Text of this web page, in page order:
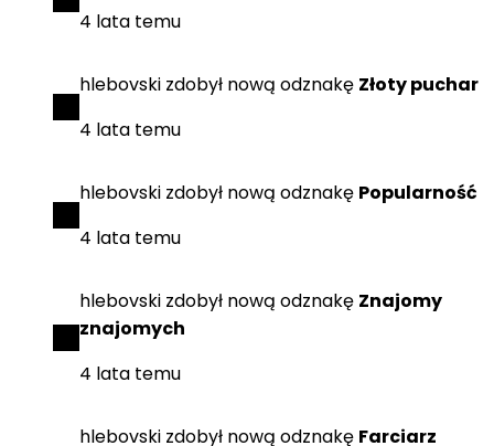
4 lata temu
hlebovski zdobył nową odznakę Złoty puchar
4 lata temu
hlebovski zdobył nową odznakę Popularność
4 lata temu
hlebovski zdobył nową odznakę Znajomy
znajomych
4 lata temu
hlebovski zdobył nową odznakę Farciarz